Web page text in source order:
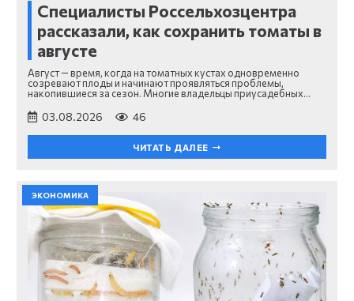
Специалисты Россельхозцентра
рассказали, как сохранить томаты в
августе
Август — время, когда на томатных кустах одновременно
созревают плоды и начинают проявляться проблемы,
накопившиеся за сезон. Многие владельцы приусадебных…
03.08.2026 46
ЧИТАТЬ ДАЛЕЕ
ЭКОНОМИКА